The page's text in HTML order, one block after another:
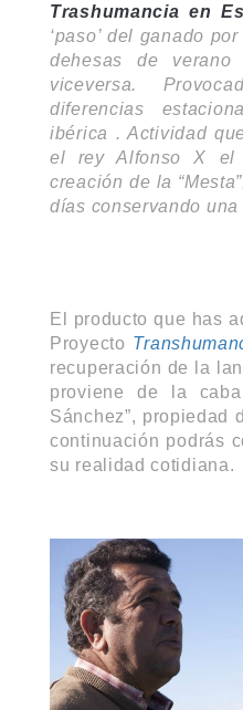
Trashumancia en
‘paso’ del ganado
dehesas de
viceversa.
diferencias
ibérica . Actividad
el rey Alfonso X
creación de la
días conservando
El producto que has
Proyecto
recuperación de la
proviene de la
Sánchez”, propiedad
continuación podrás
su realidad cotidiana.